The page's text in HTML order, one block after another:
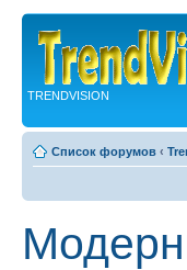
TRENDVISION
Список форумов ‹